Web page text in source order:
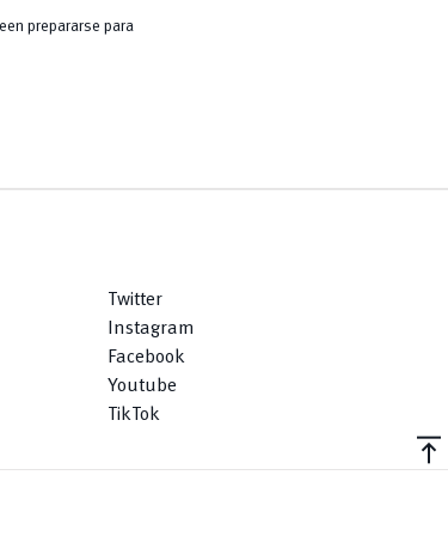
prepararse para
Twitter
Instagram
Facebook
Youtube
TikTok
vertical_align_top